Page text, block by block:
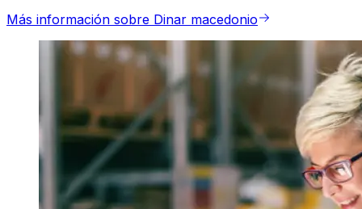
Más información sobre Dinar macedonio